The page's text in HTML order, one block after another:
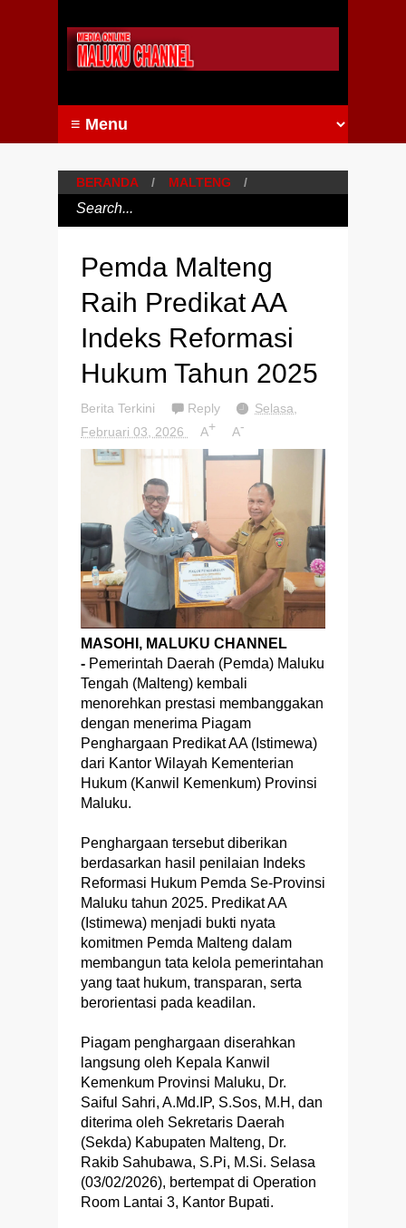
BERANDA / MALTENG /
Pemda Malteng
Raih Predikat AA
Indeks Reformasi
Hukum Tahun 2025
Berita Terkini Reply
Selasa,
Februari 03, 2026
A+ A-
MASOHI, MALUKU CHANNEL
- Pemerintah Daerah (Pemda) Maluku
Tengah (Malteng) kembali
menorehkan prestasi membanggakan
dengan menerima Piagam
Penghargaan Predikat AA (Istimewa)
dari Kantor Wilayah Kementerian
Hukum (Kanwil Kemenkum) Provinsi
Maluku.
Penghargaan tersebut diberikan
berdasarkan hasil penilaian Indeks
Reformasi Hukum Pemda Se-Provinsi
Maluku tahun 2025. Predikat AA
(Istimewa) menjadi bukti nyata
komitmen Pemda Malteng dalam
membangun tata kelola pemerintahan
yang taat hukum, transparan, serta
berorientasi pada keadilan.
Piagam penghargaan diserahkan
langsung oleh Kepala Kanwil
Kemenkum Provinsi Maluku, Dr.
Saiful Sahri, A.Md.IP, S.Sos, M.H, dan
diterima oleh Sekretaris Daerah
(Sekda) Kabupaten Malteng, Dr.
Rakib Sahubawa, S.Pi, M.Si. Selasa
(03/02/2026), bertempat di Operation
Room Lantai 3, Kantor Bupati.